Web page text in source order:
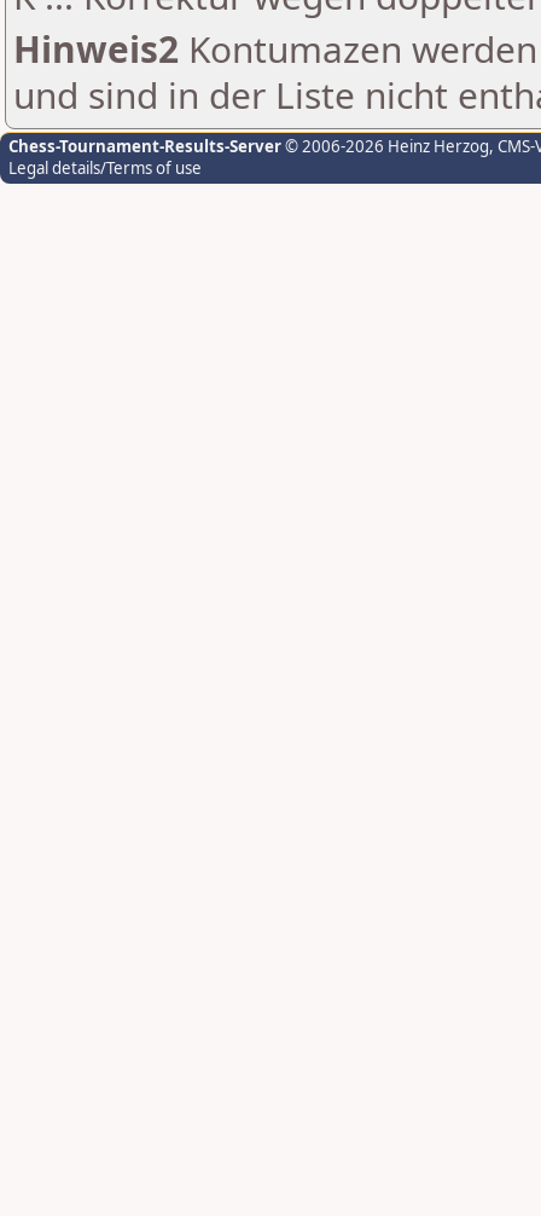
Hinweis2 Kontumazen
und sind in der Liste nicht
Chess-Tournament-Results-Server© 2006-2026 Heinz Herzog,
Legal details/Terms of use